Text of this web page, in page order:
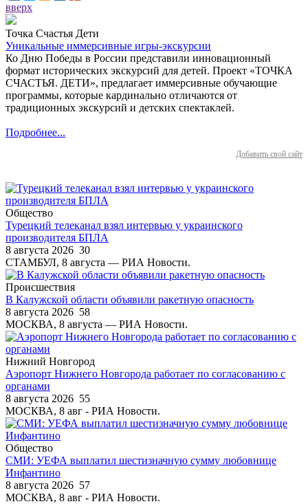
вверх
Точка Счастья Дети
Уникальные иммерсивные игры-экскурсии
Ко Дню Победы в России представили инновационный
формат исторических экскурсий для детей. Проект «ТОЧКА
СЧАСТЬЯ. ДЕТИ», предлагает иммерсивные обучающие
программы, которые кардинально отличаются от
традиционных экскурсий и детских спектаклей.
Подробнее...
Добавить свой сайт
Общество
Турецкий телеканал взял интервью у украинского
производителя БПЛА
8 августа 2026 30
СТАМБУЛ, 8 августа — РИА Новости.
Происшествия
В Калужской области объявили ракетную опасность
8 августа 2026 58
МОСКВА, 8 августа — РИА Новости.
Нижний Новгород
Аэропорт Нижнего Новгорода работает по согласованию с
органами
8 августа 2026 55
МОСКВА, 8 авг - РИА Новости.
Общество
СМИ: УЕФА выплатил шестизначную сумму любовнице
Инфантино
8 августа 2026 57
МОСКВА, 8 авг - РИА Новости.